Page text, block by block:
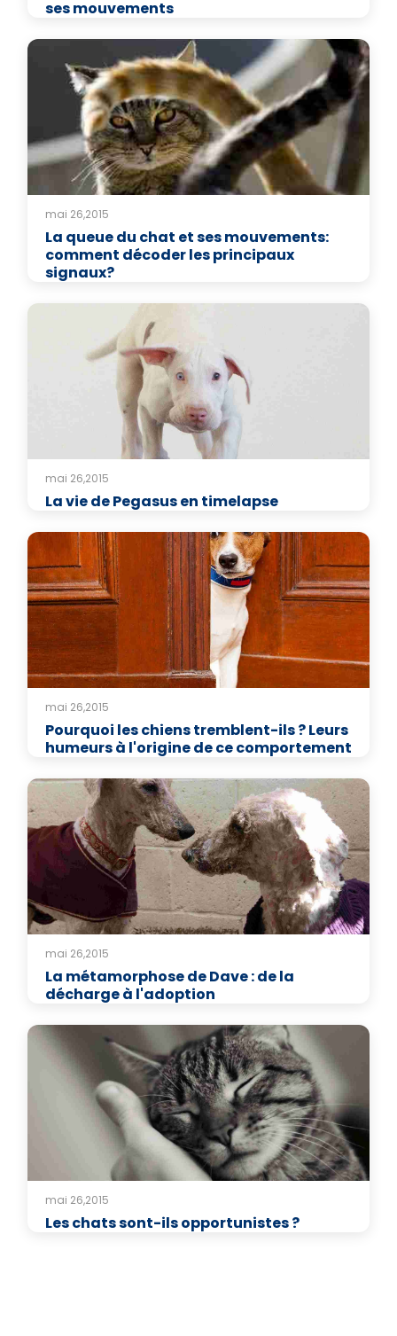
ses mouvements
mai 26,2015
La queue du chat et ses mouvements:
comment décoder les principaux
signaux?
mai 26,2015
La vie de Pegasus en timelapse
mai 26,2015
Pourquoi les chiens tremblent-ils ? Leurs
humeurs à l'origine de ce comportement
mai 26,2015
La métamorphose de Dave : de la
décharge à l'adoption
mai 26,2015
Les chats sont-ils opportunistes ?